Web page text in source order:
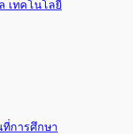
เทคโนโลยี
การศึกษา